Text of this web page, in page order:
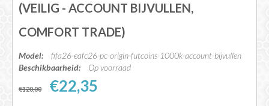
(VEILIG - ACCOUNT BIJVULLEN,
COMFORT TRADE)
Model:
fifa26-eafc26-pc-origin-futcoins-1000k-account-bijvullen
Beschikbaarheid:
Op voorraad
€120,00 €22,35